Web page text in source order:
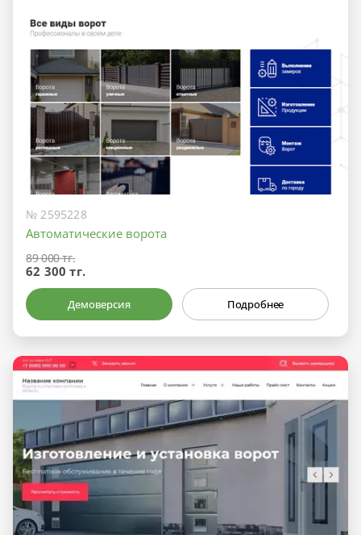
№ 2595228
Автоматические ворота
89 000 тг.
62 300 тг.
Демоверсия Подробнее